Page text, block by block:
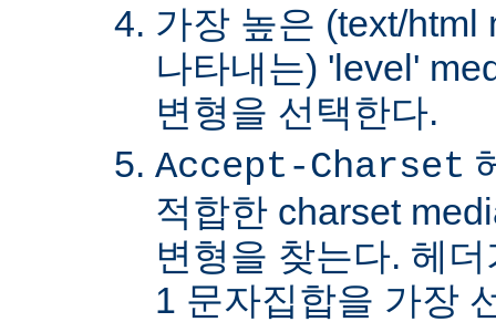
가장 높은 (text/html
나타내는) 'level'
변형을 선택한다.
Accept-Charset
적합한 charset
변형을 찾는다. 헤
1 문자집합을 가장